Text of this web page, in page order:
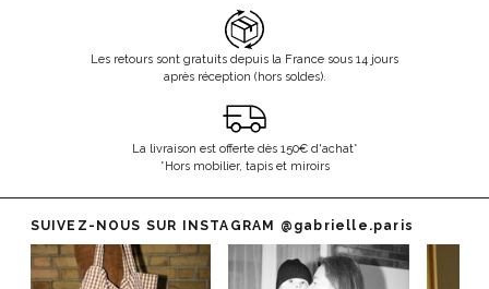
Les retours sont gratuits depuis la France sous 14 jours
après réception (hors soldes).
La livraison est offerte dès 150€ d'achat*
*Hors mobilier, tapis et miroirs
SUIVEZ-NOUS SUR INSTAGRAM @gabrielle.paris